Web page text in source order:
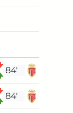
84'
84'